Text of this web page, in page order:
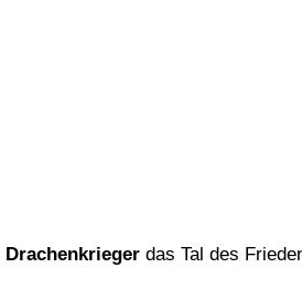
Drachenkrieger das Tal des